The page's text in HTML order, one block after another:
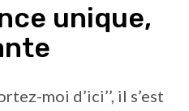
unique,
moi d’ici’’, il s’est